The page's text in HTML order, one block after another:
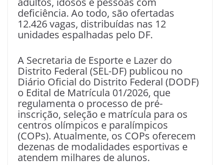
deficiência. Ao todo, são ofertadas
12.426 vagas, distribuídas nas 12
unidades espalhadas pelo DF.
A Secretaria de Esporte e Lazer do
Distrito Federal (SEL-DF) publicou no
Diário Oficial do Distrito Federal (DODF)
o Edital de Matrícula 01/2026, que
regulamenta o processo de pré-
inscrição, seleção e matrícula para os
centros olímpicos e paralímpicos
(COPs). Atualmente, os COPs oferecem
dezenas de modalidades esportivas e
atendem milhares de alunos.